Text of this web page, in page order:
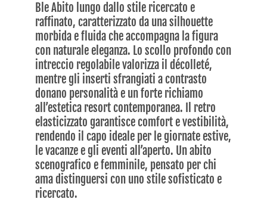
Ble Abito lungo dallo stile ricercato e
raffinato, caratterizzato da una silhouette
morbida e fluida che accompagna la figura
con naturale eleganza. Lo scollo profondo con
intreccio regolabile valorizza il décolleté,
mentre gli inserti sfrangiati a contrasto
donano personalità e un forte richiamo
all’estetica resort contemporanea. Il retro
elasticizzato garantisce comfort e vestibilità,
rendendo il capo ideale per le giornate estive,
le vacanze e gli eventi all’aperto. Un abito
scenografico e femminile, pensato per chi
ama distinguersi con uno stile sofisticato e
ricercato.